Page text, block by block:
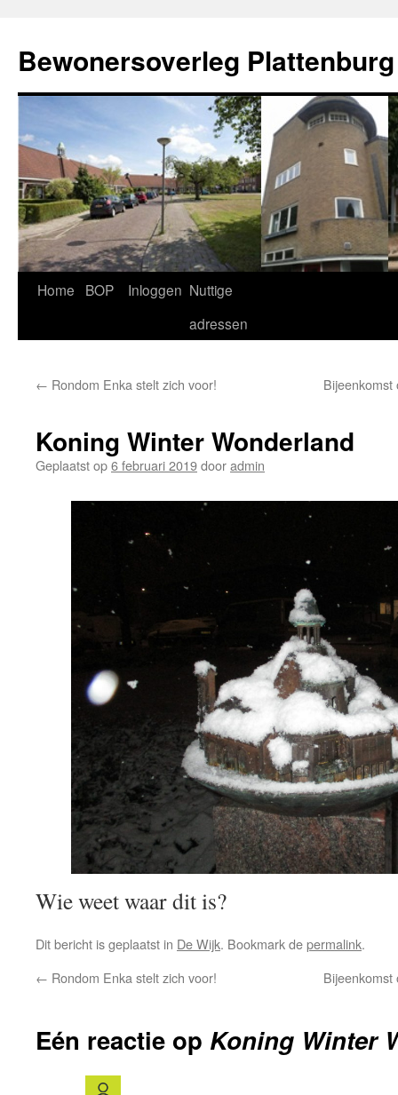
de
inhoud
Bewonersoverleg Plattenburg
Home BOP Inloggen Nuttige
adressen
← Rondom Enka stelt zich voor!
Koning Winter Wonderland
Geplaatst op6 februari 2019dooradmin
Wie weet waar dit is?
Dit bericht is geplaatst in De Wijk. Bookmark depermalink.
← Rondom Enka stelt zich voor!
Eén reactie op Koning Winter